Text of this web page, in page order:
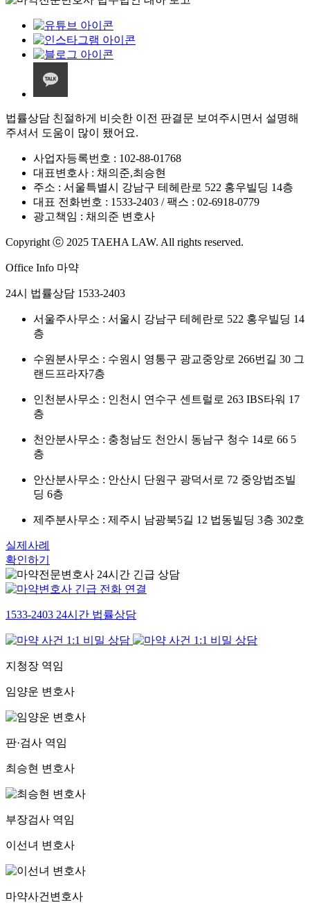
법률상담 친절하게 비슷한 이전 판결문 보여주시면서 설명해
주셔서 도움이 많이 됐어요.
사업자등록번호 : 102-88-01768
대표변호사 : 채의준,최승현
주소 : 서울특별시 강남구 테헤란로 522 홍우빌딩 14층
대표 전화번호 : 1533-2403 /팩스 : 02-6918-0779
광고책임 : 채의준 변호사
Copyright ⓒ 2025 TAEHA LAW. All rights reserved.
Office Info 마약
24시 법률상담 1533-2403
서울주사무소 : 서울시 강남구 테헤란로 522 홍우빌딩 14
층
수원분사무소 : 수원시 영통구 광교중앙로 266번길 30 그
랜드프라자7층
인천분사무소 : 인천시 연수구 센트럴로 263 IBS타워 17
층
천안분사무소 : 충청남도 천안시 동남구 청수 14로 66 5
층
안산분사무소 : 안산시 단원구 광덕서로 72 중앙법조빌
딩 6층
제주분사무소 : 제주시 남광북5길 12 법동빌딩 3층 302호
실제사례
확인하기
1533-2403 24시간 법률상담
지청장 역임
임양운 변호사
판·검사 역임
최승현 변호사
부장검사 역임
이선녀 변호사
마약사건변호사